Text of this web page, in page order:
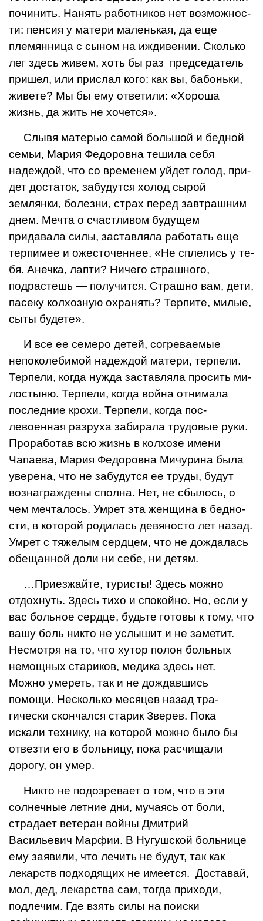
починить. Нанять работников нет возможнос­
ти: пенсия у матери ма­ленькая, да еще
племянни­ца с сыном на иждивении. Сколько
лег здесь живем, хоть бы раз председатель
пришел, или прислал ко­го: как вы, бабоньки,
жи­вете? Мы бы ему ответи­ли: «Хороша
жизнь, да жить не хочется».
Слывя матерью самой большой и бедной
семьи, Мария Федоровна тешила себя
надеждой, что со вре­менем уйдет голод, при­
дет достаток, забудутся хо­лод сырой
землянки, бо­лезни, страх перед завтраш­ним
днем. Мечта о счастли­вом будущем
придавала силы, заставляла работать еще
терпимее и ожесто­ченнее. «Не сплелись у те­
бя. Анечка, лапти? Ничего страшного,
подрастешь — получится. Страшно вам, дети,
пасеку колхозную охранять? Терпите, милые,
сыты будете».
И все ее семеро детей, согреваемые
непоколеби­мой надеждой матери, тер­пели.
Терпели, когда нуж­да заставляла просить ми­
лостыню. Терпели, когда война отнимала
последние крохи. Терпели, когда пос­
левоенная разруха забира­ла трудовые руки.
Прора­ботав всю жизнь в колхо­зе имени
Чапаева, Мария Федоровна Мичурина была
уверена, что не забудутся ее труды, будут
вознаграж­дены сполна. Нет, не сбылось, о
чем мечталось. Ум­рет эта женщина в бедно­
сти, в которой родилась девяносто лет назад.
Умрет с тяжелым сердцем, что не дождалась
обещан­ной доли ни себе, ни де­тям.
…Приезжайте, туристы! Здесь можно
отдохнуть. Здесь тихо и спокойно. Но, если у
вас больное сердце, будьте готовы к тому, что
вашу боль никто не услышит и не заметит.
Не­смотря на то, что хутор полон больных
немощных стариков, медика здесь нет.
Можно умереть, так и не дождавшись
помощи. Несколько месяцев назад тра­
гически скончался старик Зверев. Пока
искали техни­ку, на которой можно было бы
отвезти его в больницу, пока расчищали
дорогу, он умер.
Никто не подозревает о том, что в эти
солнечные летние дни, мучаясь от бо­ли,
страдает ветеран войны Дмитрий
Васильевич Марфии. В Нугушской больни­це
ему заявили, что лечить не будут, так как
лекарств подходящих не имеется. Доставай,
мол, дед, лекар­ства сам, тогда приходи,
подлечим. Где взять силы на поиски